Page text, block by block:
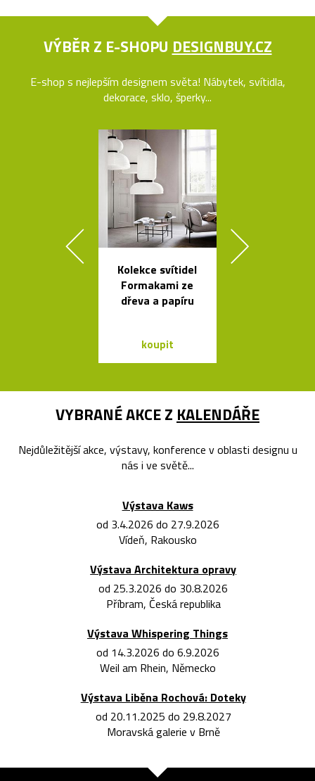
VÝBĚR Z E-SHOPU DESIGNBUY.CZ
E-shop s nejlepším designem světa! Nábytek, svítidla,
dekorace, sklo, šperky...
Kolekce svítidel
Formakami ze
dřeva a papíru
koupit
VYBRANÉ AKCE Z KALENDÁŘE
Nejdůležitější akce, výstavy, konference v oblasti designu u
nás i ve světě...
Výstava Kaws
od 3.4.2026 do 27.9.2026
Vídeň, Rakousko
Výstava Architektura opravy
od 25.3.2026 do 30.8.2026
Příbram, Česká republika
Výstava Whispering Things
od 14.3.2026 do 6.9.2026
Weil am Rhein, Německo
Výstava Liběna Rochová: Doteky
od 20.11.2025 do 29.8.2027
Moravská galerie v Brně